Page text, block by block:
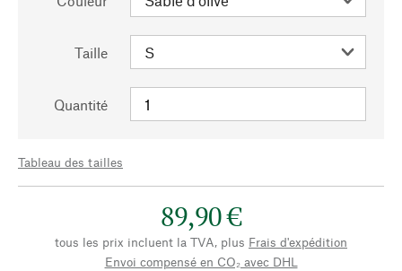
Taille
Quantité
Tableau des tailles
89,90 €
tous les prix incluent la TVA, plus Frais d'expédition
Envoi compensé en CO₂ avec DHL